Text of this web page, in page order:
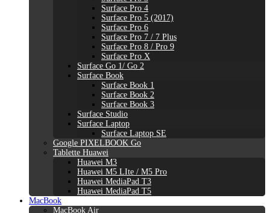
Surface Pro 4
Surface Pro 5 (2017)
Surface Pro 6
Surface Pro 7 / 7 Plus
Surface Pro 8 / Pro 9
Surface Pro X
Surface Go 1/ Go 2
Surface Book
Surface Book 1
Surface Book 2
Surface Book 3
Surface Studio
Surface Laptop
Surface Laptop SE
Google PIXELBOOK Go
Tablette Huawei
Huawei M3
Huawei M5 LIte / M5 Pro
Huawei MediaPad T3
Huawei MediaPad T5
MacBook
MacBook Air